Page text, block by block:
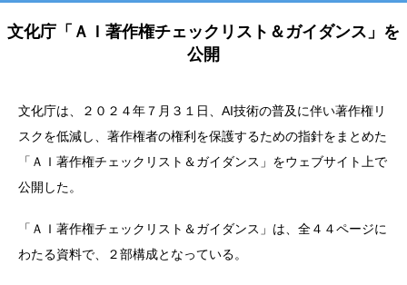
文化庁「ＡＩ著作権チェックリスト＆ガイダンス」を
公開
文化庁は、２０２４年７月３１日、AI技術の普及に伴い著作権リ
スクを低減し、著作権者の権利を保護するための指針をまとめた
「ＡＩ著作権チェックリスト＆ガイダンス」をウェブサイト上で
公開した。
「ＡＩ著作権チェックリスト＆ガイダンス」は、全４４ページに
わたる資料で、２部構成となっている。